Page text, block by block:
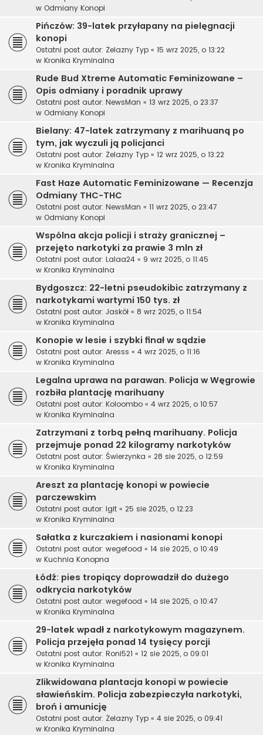
w Odmiany Konopi
Pińczów: 39-latek przyłapany na pielęgnacji
konopi
Ostatni post autor: Żelazny Typ « 15 wrz 2025, o 13:22
w Kronika Kryminalna
Rude Bud Xtreme Automatic Feminizowane –
Opis odmiany i poradnik uprawy
Ostatni post autor: NewsMan « 13 wrz 2025, o 23:37
w Odmiany Konopi
Bielany: 47-latek zatrzymany z marihuaną po
tym, jak wyczuli ją policjanci
Ostatni post autor: Żelazny Typ « 12 wrz 2025, o 13:22
w Kronika Kryminalna
Fast Haze Automatic Feminizowane — Recenzja
Odmiany THC-THC
Ostatni post autor: NewsMan « 11 wrz 2025, o 23:47
w Odmiany Konopi
Wspólna akcja policji i straży granicznej –
przejęto narkotyki za prawie 3 mln zł
Ostatni post autor: Lalaa24 « 9 wrz 2025, o 11:45
w Kronika Kryminalna
Bydgoszcz: 22-letni pseudokibic zatrzymany z
narkotykami wartymi 150 tys. zł
Ostatni post autor: Jaskół « 8 wrz 2025, o 11:54
w Kronika Kryminalna
Konopie w lesie i szybki finał w sądzie
Ostatni post autor: Aresss « 4 wrz 2025, o 11:16
w Kronika Kryminalna
Legalna uprawa na parawan. Policja w Węgrowie
rozbiła plantację marihuany
Ostatni post autor: Koloombo « 4 wrz 2025, o 10:57
w Kronika Kryminalna
Zatrzymani z torbą pełną marihuany. Policja
przejmuje ponad 22 kilogramy narkotyków
Ostatni post autor: Świerzynka « 28 sie 2025, o 12:59
w Kronika Kryminalna
Areszt za plantację konopi w powiecie
parczewskim
Ostatni post autor: Igit « 25 sie 2025, o 12:23
w Kronika Kryminalna
Sałatka z kurczakiem i nasionami konopi
Ostatni post autor: wegefood « 14 sie 2025, o 10:49
w Kuchnia Konopna
Łódź: pies tropiący doprowadził do dużego
odkrycia narkotyków
Ostatni post autor: wegefood « 14 sie 2025, o 10:47
w Kronika Kryminalna
29-latek wpadł z narkotykowym magazynem.
Policja przejęła ponad 14 tysięcy porcji
Ostatni post autor: Roni521 « 12 sie 2025, o 09:01
w Kronika Kryminalna
Zlikwidowana plantacja konopi w powiecie
sławieńskim. Policja zabezpieczyła narkotyki,
broń i amunicję
Ostatni post autor: Żelazny Typ « 4 sie 2025, o 09:41
w Kronika Kryminalna